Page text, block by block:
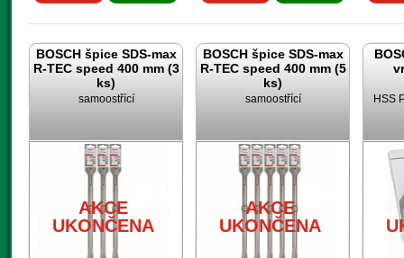
BOSCH špice SDS-max
R-TEC speed 400 mm (3
ks)
samoostřící
AKCE
UKONČENA
BOSCH špice SDS-max
R-TEC speed 400 mm (5
ks)
samoostřící
AKCE
UKONČENA
HSS